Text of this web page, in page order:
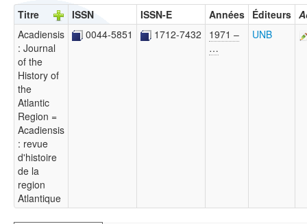
Titre ISSN ISSN-E Années Éditeurs
Acadiensis
: Journal
of the
History of
the
Atlantic
Region =
Acadiensis
: revue
d'histoire
de la
region
Atlantique
0044-5851 1712-7432
1971 –
…
UNB